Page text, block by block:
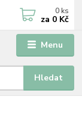
Menu
Hledat
0 ks
za 0 Kč